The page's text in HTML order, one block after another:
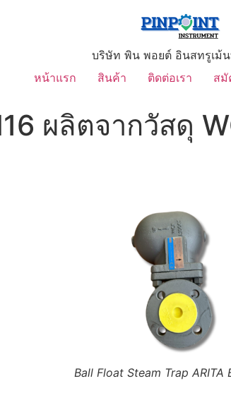
บริษัท พิน พอยต์ อินสทรูเม้
หน้าแรก
สินค้า ติดต่อเรา สมั
ผลิตจากวัสดุ
Ball Float Steam Trap ARITA